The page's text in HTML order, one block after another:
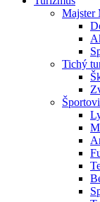
Majster
Tichý